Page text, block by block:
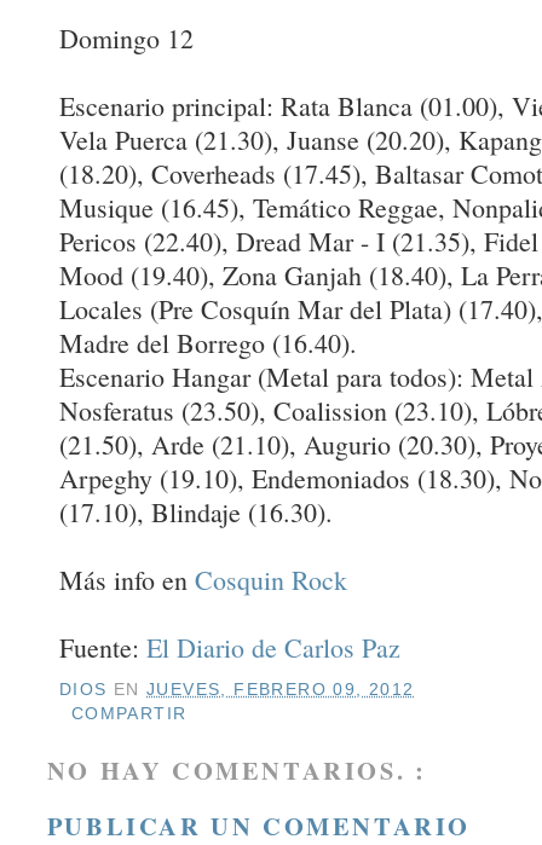
Domingo 12
Escenario principal: Rata Blanca (01.00),
Vela Puerca (21.30), Juanse (20.20),
(18.20), Coverheads (17.45), Baltasar
Musique (16.45), Temático Reggae,
Pericos (22.40), Dread Mar - I (21.35),
Mood (19.40), Zona Ganjah (18.40), La
Locales (Pre Cosquín Mar del Plata)
Madre del Borrego (16.40).
Escenario Hangar (Metal para todos):
Nosferatus (23.50), Coalission (23.10),
(21.50), Arde (21.10), Augurio (20.30),
Arpeghy (19.10), Endemoniados (18.30),
(17.10), Blindaje (16.30).
Más info en Cosquin Rock
Fuente: El Diario de Carlos Paz
DIOS EN JUEVES, FEBRERO 09, 2012
COMPARTIR
NO HAY COMENTARIOS. :
PUBLICAR UN COMENTARIO